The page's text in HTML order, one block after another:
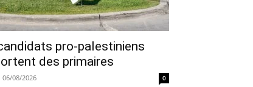
pro-palestiniens
des primaires
06/08/2026 0